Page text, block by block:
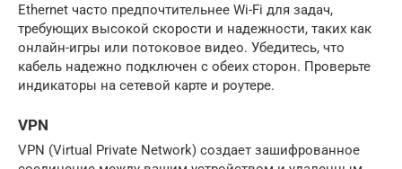
Ethernet часто предпочтительнее Wi-Fi для задач,
требующих высокой скорости и надежности, таких как
онлайн-игры или потоковое видео. Убедитесь, что
кабель надежно подключен с обеих сторон. Проверьте
индикаторы на сетевой карте и роутере.
VPN
VPN (Virtual Private Network) создает зашифрованное